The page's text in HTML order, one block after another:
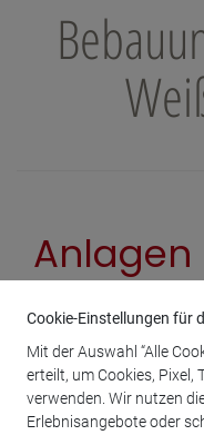
Anlagen
Nr. 5 Weißbach
Nr. 5 Weißbach
Cookie-Einstellungen für
Mit der Auswahl “Alle
erteilt, um Cookies, Pixel,
verwenden. Wir nutzen
Erlebnisangebote oder